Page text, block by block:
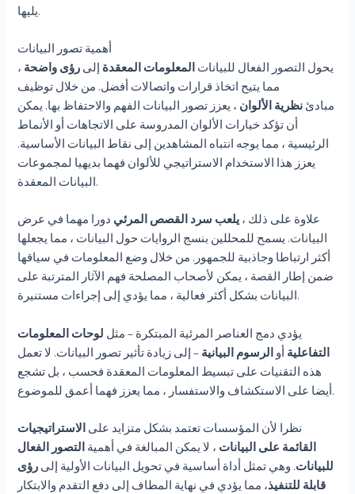
يليها.
أهمية تصور البيانات
يحول التصور الفعال للبيانات المعلومات المعقدة إلى رؤى واضحة ،
مما يتيح اتخاذ قرارات واتصالات أفضل. من خلال توظيف
مبادئ نظرية الألوان ، يعزز تصور البيانات الفهم والاحتفاظ بها. يمكن
أن تؤكد خيارات الألوان المدروسة على الاتجاهات أو الأنماط
الرئيسية ، مما يوجه انتباه المشاهدين إلى نقاط البيانات الأساسية.
يعزز هذا الاستخدام الاستراتيجي للألوان فهما بديهيا لمجموعات
البيانات المعقدة.
علاوة على ذلك ، يلعب سرد القصص المرئي دورا مهما في عرض
البيانات. يسمح للمحللين بنسج الروايات حول البيانات ، مما يجعلها
أكثر ارتباطا وجاذبية للجمهور. من خلال وضع المعلومات في سياقها
ضمن إطار القصة ، يمكن لأصحاب المصلحة فهم الآثار المترتبة على
البيانات بشكل أكثر فعالية ، مما يؤدي إلى إجراءات مستنيرة.
يؤدي دمج العناصر المرئية المبتكرة – مثل لوحات المعلومات
التفاعلية أو الرسوم البيانية – إلى زيادة تأثير تصور البيانات. لا تعمل
هذه التقنيات على تبسيط المعلومات المعقدة فحسب ، بل تشجع
أيضا على الاستكشاف والاستفسار ، مما يعزز فهما أعمق للموضوع.
نظرا لأن المؤسسات تعتمد بشكل متزايد على الاستراتيجيات
القائمة على البيانات ، لا يمكن المبالغة في أهمية التصور الفعال
للبيانات. وهي تمثل أداة أساسية في تحويل البيانات الأولية إلى رؤى
قابلة للتنفيذ، مما يؤدي في نهاية المطاف إلى دفع التقدم والابتكار